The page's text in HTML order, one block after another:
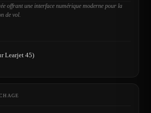
offrant une interface numérique moderne pour la
de vol.
Learjet 45)